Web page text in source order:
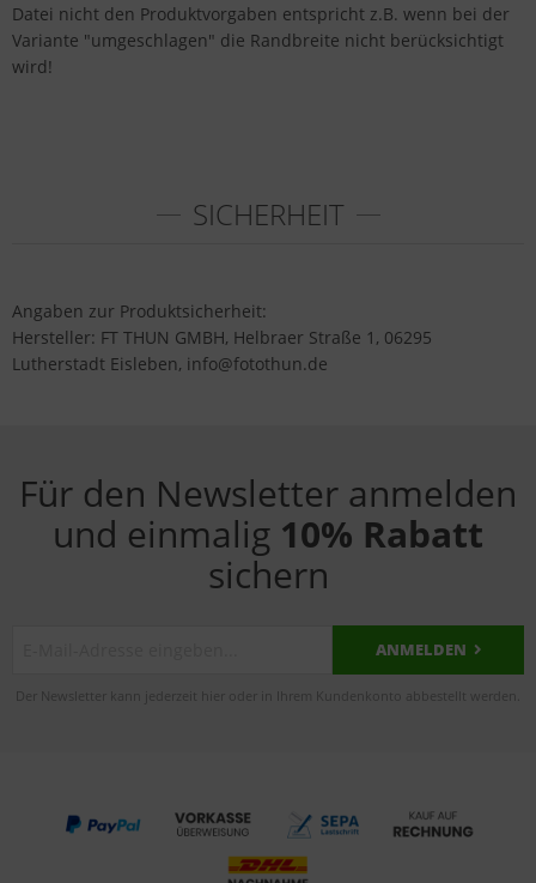
Datei nicht den Produktvorgaben entspricht z.B. wenn bei der
Variante "umgeschlagen" die Randbreite nicht berücksichtigt
wird!
SICHERHEIT
Angaben zur Produktsicherheit:
Hersteller: FT THUN GMBH, Helbraer Straße 1, 06295
Lutherstadt Eisleben, info@fotothun.de
Für den Newsletter anmelden
und einmalig 10% Rabatt
sichern
ANMELDEN
Der Newsletter kann jederzeit hier oder in Ihrem Kundenkonto abbestellt werden.